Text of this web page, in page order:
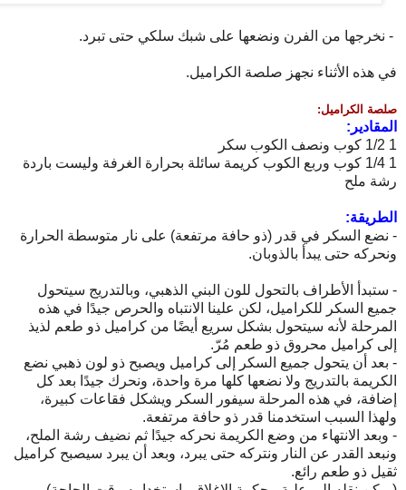
- نخرجها من الفرن ونضعها على شبك سلكي حتى تبرد.
في هذه الأثناء نجهز صلصة الكراميل.
صلصة الكراميل:
المقادير:
1 1/2 كوب ونصف الكوب سكر
1 1/4 كوب وربع الكوب كريمة سائلة بحرارة الغرفة وليست باردة
رشة ملح
الطريقة:
- نضع السكر في قدر (ذو حافة مرتفعة) على نار متوسطة الحرارة
ونحركه حتى يبدأ بالذوبان.
- ستبدأ الأطراف بالتحول للون البني الذهبي، وبالتدريج سيتحول
جميع السكر للكراميل، لكن علينا الانتباه والحرص جيدًا في هذه
المرحلة لأنه سيتحول بشكل سريع أيضًا من كراميل ذو طعم لذيذ
إلى كراميل محروق ذو طعم مُرّ.
- بعد أن يتحول جميع السكر إلى كراميل ويصبح ذو لون ذهبي نضع
الكريمة بالتدريج ولا نضعها كلها مرة واحدة، ونحرك جيدًا بعد كل
إضافة، في هذه المرحلة سيفور السكر ويشكل فقاعات كبيرة،
ولهذا السبب استخدمنا قدر ذو حافة مرتفعة.
- وبعد الانتهاء من وضع الكريمة نحركه جيدًا ثم نضيف رشة الملح،
ونبعد القدر عن النار ونتركه حتى يبرد، وبعد أن يبرد سيصبح كراميل
ثقيل ذو طعم رائع.